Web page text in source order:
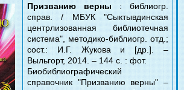
Призванию верны : библиогр.
справ. / МБУК "Сыктывдинская
центрлизованная библиотечная
система", методико-библиогр. отд.;
сост.: И.Г. Жукова и [др.]. –
Выльгорт, 2014. – 144 с. : фот.
Биобиблиографический
справочник "Призванию верны" –